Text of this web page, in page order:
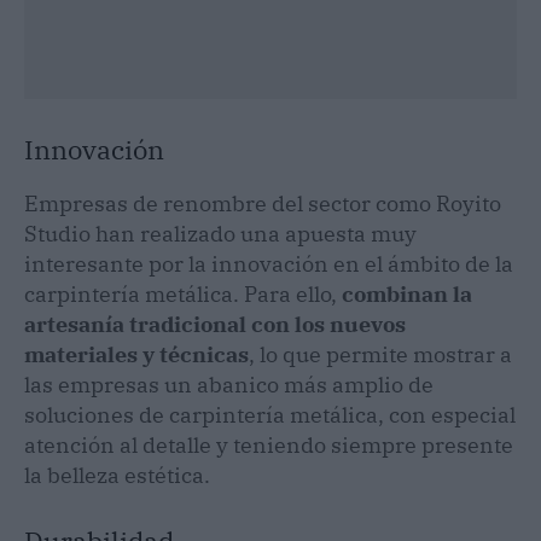
Innovación
Empresas de renombre del sector como Royito
Studio han realizado una apuesta muy
interesante por la innovación en el ámbito de la
carpintería metálica. Para ello, combinan la
artesanía tradicional con los nuevos
materiales y técnicas, lo que permite mostrar a
las empresas un abanico más amplio de
soluciones de carpintería metálica, con especial
atención al detalle y teniendo siempre presente
la belleza estética.